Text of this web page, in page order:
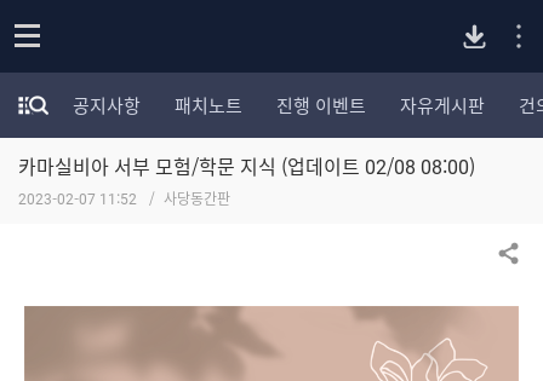
p
e
n
다
운
모
험
가
포
리
공지사항 패치노트 진행 이벤트 자유게시판 건
카마실비아 서부 모험/학문 지식 (업데이트 02/08 08:00)
2023-02-07 11:52 사당동간판
공유하기